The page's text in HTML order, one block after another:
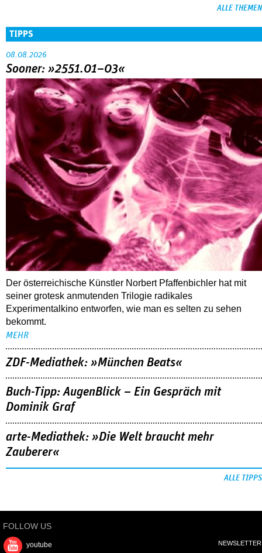
ALLE THEMEN
TIPPS
08.08.2026
Sooner: »2551.01–03«
Der österreichische Künstler Norbert Pfaffenbichler hat mit
seiner grotesk anmutenden Trilogie radikales
Experimentalkino entworfen, wie man es selten zu sehen
bekommt.
MEHR
ZDF-Mediathek: »München Beats«
Buch-Tipp: AugenBlick – Ein Gespräch mit
Dominik Graf
arte-Mediathek: »Die Welt braucht mehr
Zauberer«
ALLE TIPPS
FOLLOW US
youtube NEWSLETTER